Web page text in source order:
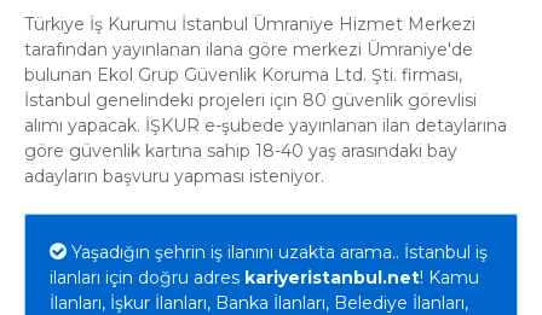
Türkiye İş Kurumu İstanbul Ümraniye Hizmet Merkezi
tarafından yayınlanan ilana göre merkezi Ümraniye'de
bulunan Ekol Grup Güvenlik Koruma Ltd. Şti. firması,
İstanbul genelindeki projeleri için 80 güvenlik görevlisi
alımı yapacak. İŞKUR e-şubede yayınlanan ilan detaylarına
göre güvenlik kartına sahip 18-40 yaş arasındaki bay
adayların başvuru yapması isteniyor.
Yaşadığın şehrin iş ilanını uzakta arama.. İstanbul iş
ilanları için doğru adres kariyeristanbul.net! Kamu
İlanları, İşkur İlanları, Banka İlanları, Belediye İlanları,